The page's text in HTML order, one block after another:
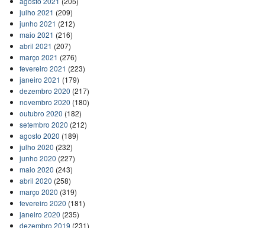
julho 2021 (209)
junho 2021 (212)
maio 2021 (216)
abril 2021 (207)
março 2021 (276)
fevereiro 2021 (223)
janeiro 2021 (179)
dezembro 2020 (217)
novembro 2020 (180)
outubro 2020 (182)
setembro 2020 (212)
agosto 2020 (189)
julho 2020 (232)
junho 2020 (227)
maio 2020 (243)
abril 2020 (258)
março 2020 (319)
fevereiro 2020 (181)
janeiro 2020 (235)
dezembro 2019 (231)